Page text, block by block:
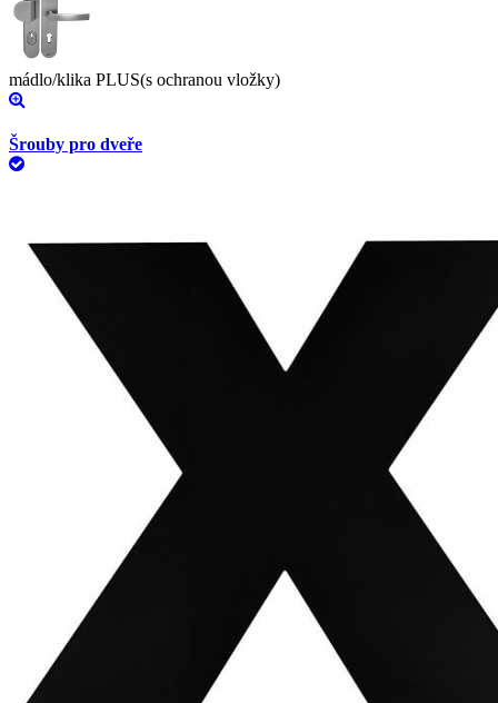
mádlo/klika PLUS(s ochranou vložky)
Šrouby pro dveře